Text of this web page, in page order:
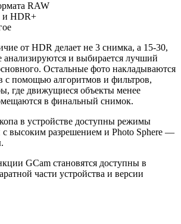
RAW
HDR+
от HDR делает не 3 снимка, а 15-30,
и выбирается лучший
Остальные фото накладываются
с помощью алгоритмов и фильтров,
где движущиеся объекты менее
в финальный снимок.
в устройстве доступны режимы
высоким разрешением и Photo Sphere —
GCam становятся доступны в
части устройства и версии